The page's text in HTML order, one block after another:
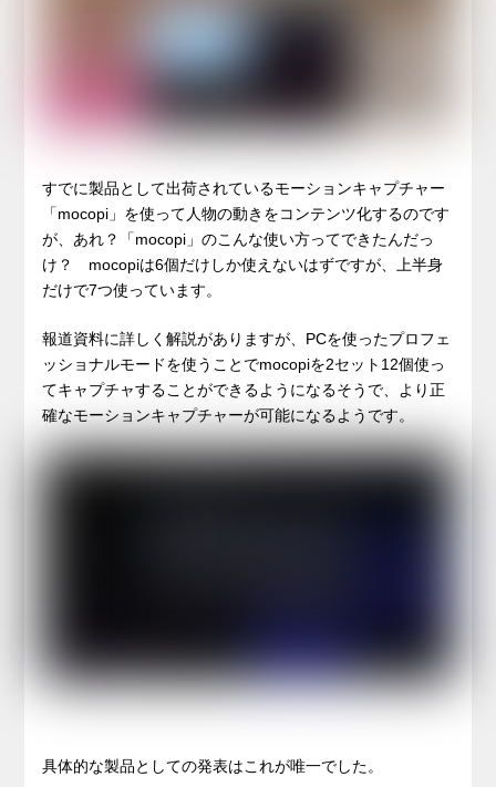
すでに製品として出荷されているモーションキャプチャー
「mocopi」を使って人物の動きをコンテンツ化するのです
が、あれ？「mocopi」のこんな使い方ってできたんだっ
け？ mocopiは6個だけしか使えないはずですが、上半身
だけで7つ使っています。
報道資料に詳しく解説がありますが、PCを使ったプロフェ
ッショナルモードを使うことでmocopiを2セット12個使っ
てキャプチャすることができるようになるそうで、より正
確なモーションキャプチャーが可能になるようです。
具体的な製品としての発表はこれが唯一でした。